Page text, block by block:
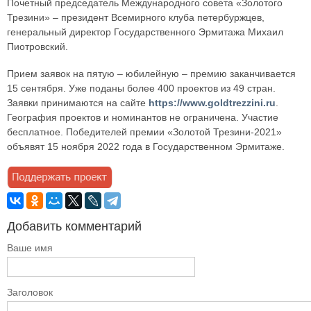
Почетный председатель Международного совета «Золотого
Трезини» – президент Всемирного клуба петербуржцев,
генеральный директор Государственного Эрмитажа Михаил
Пиотровский.
Прием заявок на пятую – юбилейную – премию заканчивается
15 сентября. Уже поданы более 400 проектов из 49 стран.
Заявки принимаются на сайте https://www.goldtrezzini.ru
География проектов и номинантов не ограничена. Участие
бесплатное. Победителей премии «Золотой Трезини-2021»
объявят 15 ноября 2022 года в Государственном Эрмитаже.
Добавить комментарий
Ваше имя
Заголовок